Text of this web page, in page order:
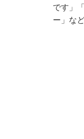
です」
ー」な